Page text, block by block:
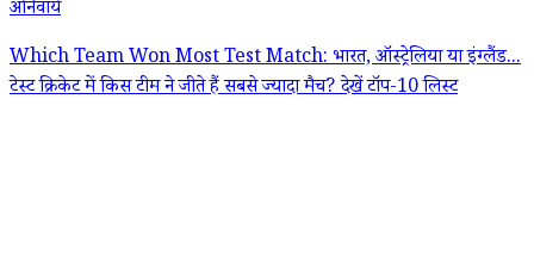
अनिवार्य
Which Team Won Most Test Match: भारत, ऑस्ट्रेलिया या इंग्लैंड...
टेस्ट क्रिकेट में किस टीम ने जीते हैं सबसे ज्यादा मैच? देखें टॉप-10 लिस्ट